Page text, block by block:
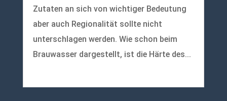
Zutaten an sich von wichtiger Bedeutung
aber auch Regionalität sollte nicht
unterschlagen werden. Wie schon beim
Brauwasser dargestellt, ist die Härte des...